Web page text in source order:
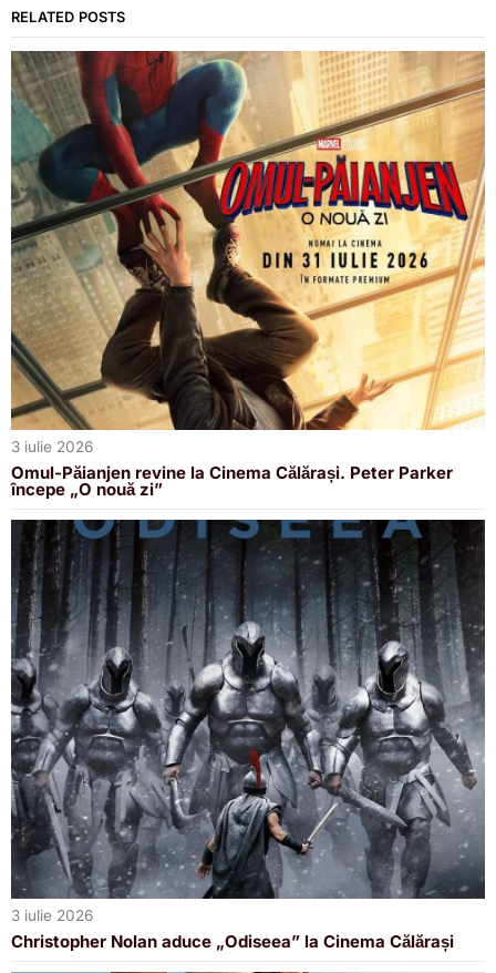
RELATED POSTS
3 iulie 2026
Omul-Păianjen revine la Cinema Călărași. Peter Parker
începe „O nouă zi”
3 iulie 2026
Christopher Nolan aduce „Odiseea” la Cinema Călărași